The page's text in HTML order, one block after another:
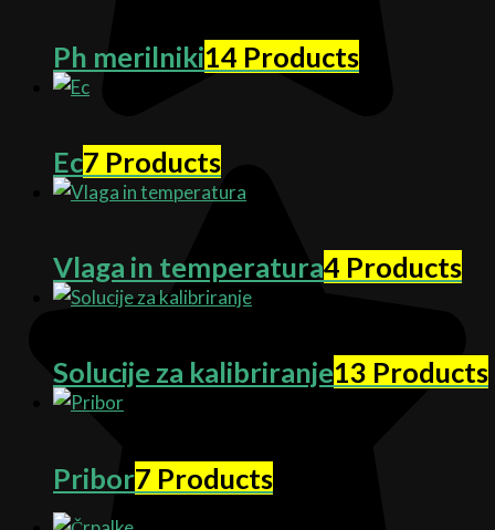
Ph merilniki14 Products
Ec7 Products
Vlaga in temperatura4 Products
Solucije za kalibriranje13 Products
Pribor7 Products